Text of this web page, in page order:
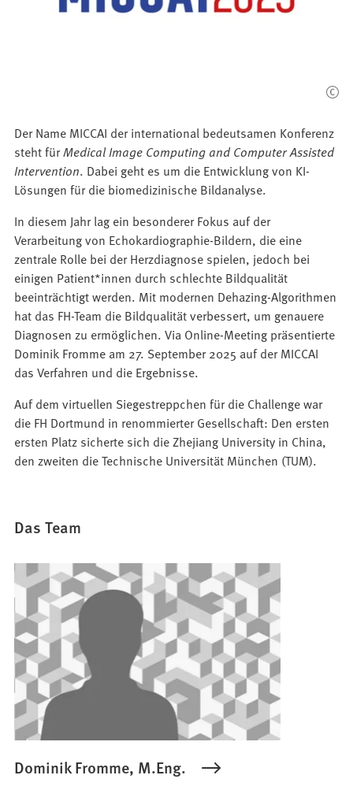
Der Name MICCAI der international bedeutsamen Konferenz
steht fürMedical Image Computing and Computer Assisted
Intervention. Dabei geht es um die Entwicklung von KI-
Lösungen für die biomedizinische Bildanalyse.
In diesem Jahr lag ein besonderer Fokus auf der
Verarbeitung von Echokardiographie-Bildern, die eine
zentrale Rolle bei der Herzdiagnose spielen, jedoch bei
einigen Patient*innen durch schlechte Bildqualität
beeinträchtigt werden. Mit modernen Dehazing-Algorithmen
hat das FH-Team die Bildqualität verbessert, um genauere
Diagnosen zu ermöglichen. Via Online-Meeting präsentierte
Dominik Fromme am 27. September 2025 auf der MICCAI
das Verfahren und die Ergebnisse.
Auf dem virtuellen Siegestreppchen für die Challenge war
die FH Dortmund in renommierter Gesellschaft: Den ersten
ersten Platz sicherte sich die Zhejiang University in China,
den zweiten die Technische Universität München (TUM).
Das Team
Dominik Fromme, M.Eng.